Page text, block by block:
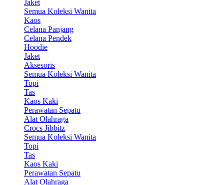
Jaket
Semua Koleksi Wanita
Kaos
Celana Panjang
Celana Pendek
Hoodie
Jaket
Aksesoris
Semua Koleksi Wanita
Topi
Tas
Kaos Kaki
Perawatan Sepatu
Alat Olahraga
Crocs Jibbitz
Semua Koleksi Wanita
Topi
Tas
Kaos Kaki
Perawatan Sepatu
Alat Olahraga